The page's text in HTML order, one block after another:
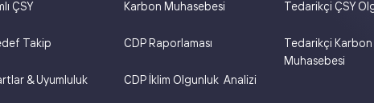
ÇSY
Takip
& Uyumluluk
Karbon Muhasebesi
CDP Raporlaması
CDP İklim Olgunluk Analizi
Tedarikçi ÇSY
Tedarikçi Karbon
Muhasebesi